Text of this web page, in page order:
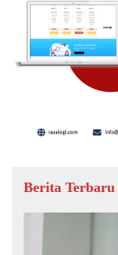
Berita Terbaru